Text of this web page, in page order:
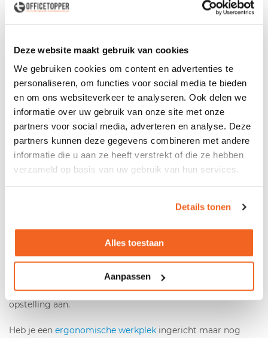
Deze website maakt gebruik van cookies
We gebruiken cookies om content en advertenties te
personaliseren, om functies voor social media te bieden
en om ons websiteverkeer te analyseren. Ook delen we
informatie over uw gebruik van onze site met onze
partners voor social media, adverteren en analyse. Deze
partners kunnen deze gegevens combineren met andere
informatie die u aan ze heeft verstrekt of die ze hebben
verzameld op basis van uw gebruik van hun services.
Details tonen
Alles toestaan
Aanpassen
GFT of organisch
, bij een keuken of lunchruimte
papier, bij de koffiehoek voor PMD en organisch, en bij elke
set kantooraccessoiresmaakt dit direct overzichtelijk.
Hoe zorg je dat medewerkers het ook doen?
De grootste uitdaging is gedragsverandering. Onderzoek
van Facto.nl laat zien dat duidelijke labels en kleurcodering
het scheidingspercentage met 40% verhogen. Zet op elke
bak een pictogram én een korte tekst. Bespreek het in een
Start klein en bouw uit. Begin met papier en PMD, want die
stromen zijn het grootst en het makkelijkst te scheiden.
Voeg daarna organisch afval toe als je een kantine hebt.
Meet na een kwartaal hoeveel restafval er over is en pas de
opstelling aan.
Heb je een ergonomische werkplek ingericht maar nog